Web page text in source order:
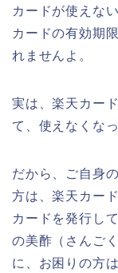
カードが使えな
カードの有効期
れませんよ。
実は、楽天カー
て、使えなくな
だから、ご自身
方は、楽天カー
カードを発行し
の美酢（さんご
に、お困りの方